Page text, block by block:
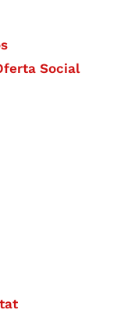
Social